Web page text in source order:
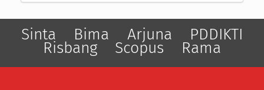
Sinta Bima Arjuna PDDIKTI
Risbang Scopus Rama